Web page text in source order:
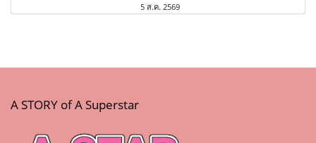
5 ส.ค. 2569
A STORY of A Superstar